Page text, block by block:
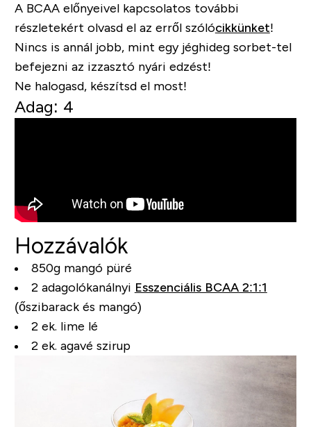
A BCAA előnyeivel kapcsolatos további
részletekért olvasd el az erről szólócikkünket!
Nincs is annál jobb, mint egy jéghideg sorbet-tel
befejezni az izzasztó nyári edzést!
Ne halogasd, készítsd el most!
Adag: 4
Hozzávalók
850g mangó püré
2 adagolókanálnyi Esszenciális BCAA 2:1:1
(őszibarack és mangó)
2 ek. lime lé
2 ek. agavé szirup